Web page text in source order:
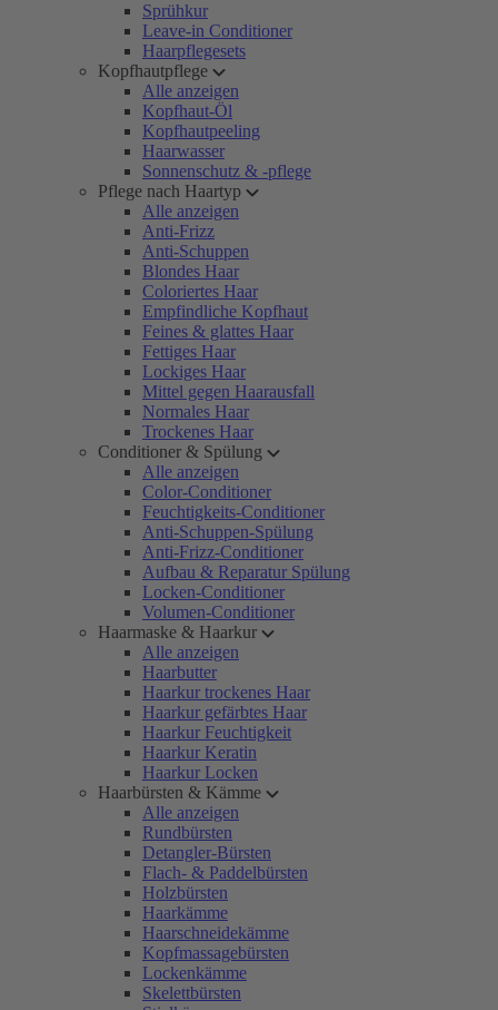
Sprühkur
Leave-in Conditioner
Haarpflegesets
Kopfhautpflege
Alle anzeigen
Kopfhaut-Öl
Kopfhautpeeling
Haarwasser
Sonnenschutz & -pflege
Pflege nach Haartyp
Alle anzeigen
Anti-Frizz
Anti-Schuppen
Blondes Haar
Coloriertes Haar
Empfindliche Kopfhaut
Feines & glattes Haar
Fettiges Haar
Lockiges Haar
Mittel gegen Haarausfall
Normales Haar
Trockenes Haar
Conditioner & Spülung
Alle anzeigen
Color-Conditioner
Feuchtigkeits-Conditioner
Anti-Schuppen-Spülung
Anti-Frizz-Conditioner
Aufbau & Reparatur Spülung
Locken-Conditioner
Volumen-Conditioner
Haarmaske & Haarkur
Alle anzeigen
Haarbutter
Haarkur trockenes Haar
Haarkur gefärbtes Haar
Haarkur Feuchtigkeit
Haarkur Keratin
Haarkur Locken
Haarbürsten & Kämme
Alle anzeigen
Rundbürsten
Detangler-Bürsten
Flach- & Paddelbürsten
Holzbürsten
Haarkämme
Haarschneidekämme
Kopfmassagebürsten
Lockenkämme
Skelettbürsten